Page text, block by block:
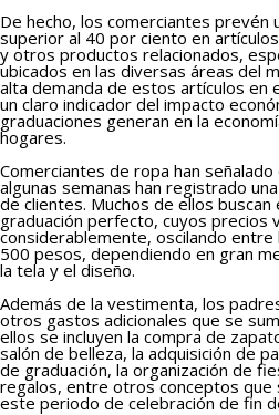
De hecho, los comerciantes prevén
superior al 40 por ciento en
y otros productos relacionados,
ubicados en las diversas áreas del
alta demanda de estos artículos en
un claro indicador del impacto
graduaciones generan en la
hogares.
Comerciantes de ropa han
algunas semanas han registrado
de clientes. Muchos de ellos
graduación perfecto, cuyos precios
considerablemente, oscilando entre
500 pesos, dependiendo en gran
la tela y el diseño.
Además de la vestimenta, los
otros gastos adicionales que se
ellos se incluyen la compra de
salón de belleza, la adquisición de
de graduación, la organización de
regalos, entre otros conceptos que
este periodo de celebración de fin